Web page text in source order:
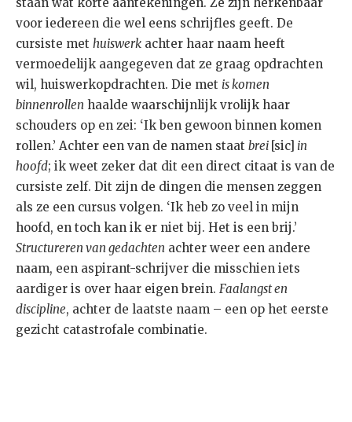
staan wat korte aantekeningen. Ze zijn herkenbaar
voor iedereen die wel eens schrijfles geeft. De
cursiste met huiswerk achter haar naam heeft
vermoedelijk aangegeven dat ze graag opdrachten
wil, huiswerkopdrachten. Die met is komen
binnenrollen haalde waarschijnlijk vrolijk haar
schouders op en zei: ‘Ik ben gewoon binnen komen
rollen.’ Achter een van de namen staat brei [sic] in
hoofd; ik weet zeker dat dit een direct citaat is van de
cursiste zelf. Dit zijn de dingen die mensen zeggen
als ze een cursus volgen. ‘Ik heb zo veel in mijn
hoofd, en toch kan ik er niet bij. Het is een brij.’
Structureren van gedachten achter weer een andere
naam, een aspirant-schrijver die misschien iets
aardiger is over haar eigen brein. Faalangst en
discipline, achter de laatste naam – een op het eerste
gezicht catastrofale combinatie.